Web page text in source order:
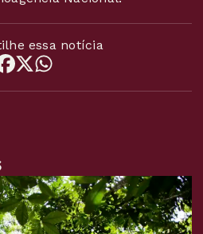
essa notícia